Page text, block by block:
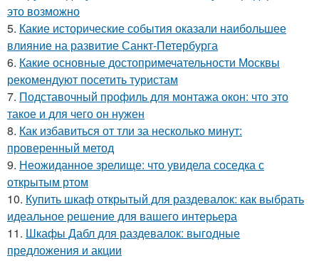
это возможно
5. Какие исторические события оказали наибольшее
влияние на развитие Санкт-Петербурга
6. Какие основные достопримечательности Москвы
рекомендуют посетить туристам
7. Подставочный профиль для монтажа окон: что это
такое и для чего он нужен
8. Как избавиться от тли за несколько минут:
проверенный метод
9. Неожиданное зрелище: что увидела соседка с
открытым ртом
10. Купить шкаф открытый для раздевалок: как выбрать
идеальное решение для вашего интерьера
11. Шкафы Дабл для раздевалок: выгодные
предложения и акции